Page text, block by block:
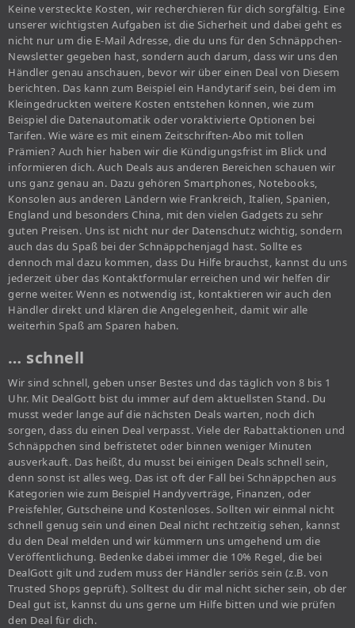
Keine versteckte Kosten, wir recherchieren für dich sorgfältig. Eine
unserer wichtigsten Aufgaben ist die Sicherheit und dabei geht es
nicht nur um die E-Mail Adresse, die du uns für den Schnäppchen-
Newsletter gegeben hast, sondern auch darum, dass wir uns den
Händler genau anschauen, bevor wir über einen Deal von Diesem
berichten. Das kann zum Beispiel ein Handytarif sein, bei dem im
Kleingedruckten weitere Kosten entstehen können, wie zum
Beispiel die Datenautomatik oder voraktivierte Optionen bei
Tarifen. Wie wäre es mit einem Zeitschriften-Abo mit tollen
Prämien? Auch hier haben wir die Kündigungsfrist im Blick und
informieren dich. Auch Deals aus anderen Bereichen schauen wir
uns ganz genau an. Dazu gehören Smartphones, Notebooks,
Konsolen aus anderen Ländern wie Frankreich, Italien, Spanien,
England und besonders China, mit den vielen Gadgets zu sehr
guten Preisen. Uns ist nicht nur der Datenschutz wichtig, sondern
auch das du Spaß bei der Schnäppchenjagd hast. Sollte es
dennoch mal dazu kommen, dass Du Hilfe brauchst, kannst du uns
jederzeit über das Kontaktformular erreichen und wir helfen dir
gerne weiter. Wenn es notwendig ist, kontaktieren wir auch den
Händler direkt und klären die Angelegenheit, damit wir alle
weiterhin Spaß am Sparen haben.
… schnell
Wir sind schnell, geben unser Bestes und das täglich von 8 bis 1
Uhr. Mit DealGott bist du immer auf dem aktuellsten Stand. Du
musst weder lange auf die nächsten Deals warten, noch dich
sorgen, dass du einen Deal verpasst. Viele der Rabattaktionen und
Schnäppchen sind befristetet oder binnen weniger Minuten
ausverkauft. Das heißt, du musst bei einigen Deals schnell sein,
denn sonst ist alles weg. Das ist oft der Fall bei Schnäppchen aus
Kategorien wie zum Beispiel Handyverträge, Finanzen, oder
Preisfehler, Gutscheine und Kostenloses. Sollten wir einmal nicht
schnell genug sein und einen Deal nicht rechtzeitig sehen, kannst
du den Deal melden und wir kümmern uns umgehend um die
Veröffentlichung. Bedenke dabei immer die 10% Regel, die bei
DealGott gilt und zudem muss der Händler seriös sein (z.B. von
Trusted Shops geprüft). Solltest du dir mal nicht sicher sein, ob der
Deal gut ist, kannst du uns gerne um Hilfe bitten und wie prüfen
den Deal für dich.